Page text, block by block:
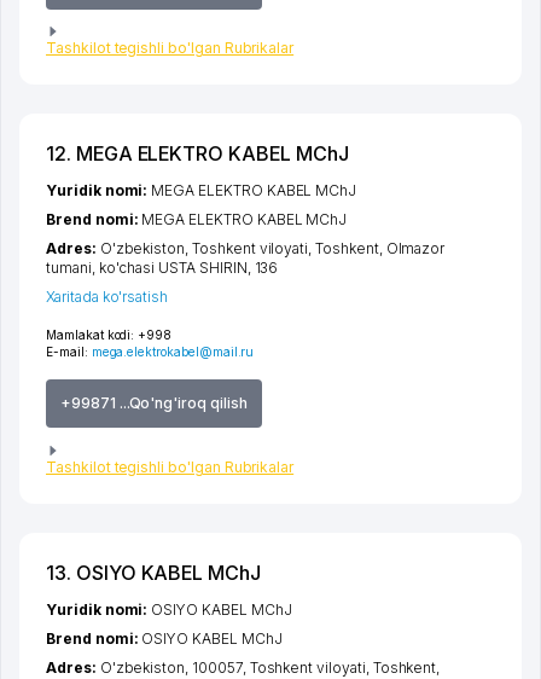
Tashkilot tegishli bo'lgan Rubrikalar
12. MEGA ELEKTRO KABEL MChJ
Mamlakat kodi: +998
E-mail: mega.elektrokabel@mail.ru
+99871 ...Qo'ng'iroq qilish
Tashkilot tegishli bo'lgan Rubrikalar
Yuridik nomi: MEGA ELEKTRO KABEL MChJ
Brend nomi: MEGA ELEKTRO KABEL MChJ
Adres: O'zbekiston,Toshkent viloyati,Toshkent, Olmazor
tumani, ko'chasi USTA SHIRIN, 136
Xaritada ko'rsatish
13. OSIYO KABEL MChJ
Yuridik nomi: OSIYO KABEL MChJ
Brend nomi: OSIYO KABEL MChJ
Adres: O'zbekiston, 100057, Toshkent viloyati Toshkent